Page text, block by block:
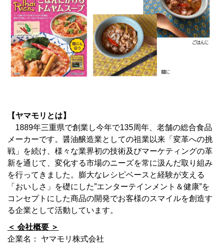
【ヤマモリとは】
1889年三重県で創業し今年で135周年、老舗の総合食品
メーカーです。醤油醸造業としての祖業以来「変革への挑
戦」を続け、様々な業界初の技術及びマーケティングの革
新を通じて、変化する市場のニーズを常に汲んだ取り組み
を行ってきました。膨大なレシピベースと経験が支える
「おいしさ」を礎にした”エンターテインメント＆健康”を
コンセプトにした商品の開発でお客様のスマイルを創造す
る企業として活動しています。
＜ 会社概要 ＞
企業名： ヤマモリ株式会社